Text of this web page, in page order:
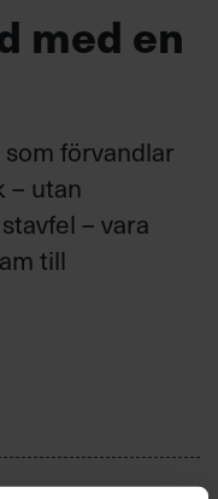
med en
förvandlar
– utan
– vara
till